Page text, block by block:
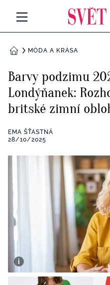
Všechny kategorie
Rozhovory
RETROHUBKY
Všechny kategorie
Seberozvoj
Všechny kategorie
Všechny kategorie
Testy a kvízy
Všechny kategorie
Rady a tipy
Extra
DOMŮMÓDA A KRÁSA
Barvy podzimu
Londýňanek:
britské zimní
EMA ŠŤASTNÁ
28/10/2025